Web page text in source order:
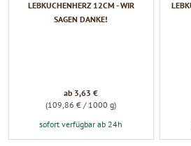
LEBKUCHENHERZ 12CM - WIR
SAGEN DANKE!
ab 3,63 €
(109,86 € / 1000 g)
sofort verfügbar ab 24h